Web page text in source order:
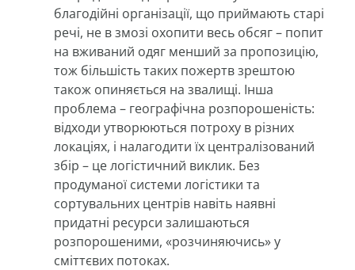
благодійні організації, що приймають старі
речі, не в змозі охопити весь обсяг – попит
на вживаний одяг менший за пропозицію,
тож більшість таких пожертв зрештою
також опиняється на звалищі. Інша
проблема – географічна розпорошеність:
відходи утворюються потроху в різних
локаціях, і налагодити їх централізований
збір – це логістичний виклик. Без
продуманої системи логістики та
сортувальних центрів навіть наявні
придатні ресурси залишаються
розпорошеними, «розчиняючись» у
сміттєвих потоках.